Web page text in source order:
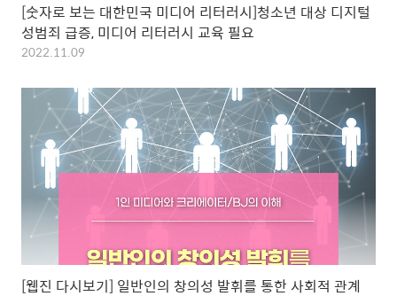
[숫자로 보는 대한민국 미디어 리터러시]청소년 대상 디지털
성범죄 급증, 미디어 리터러시 교육 필요
2022.11.09
[웹진 다시보기] 일반인의 창의성 발휘를 통한 사회적 관계